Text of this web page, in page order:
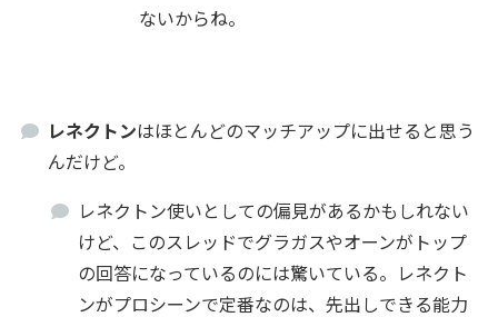
ないからね。
レネクトンはほとんどのマッチアップに出せると思う
んだけど。
レネクトン使いとしての偏見があるかもしれない
けど、このスレッドでグラガスやオーンがトップ
の回答になっているのには驚いている。レネクト
ンがプロシーンで定番なのは、先出しできる能力